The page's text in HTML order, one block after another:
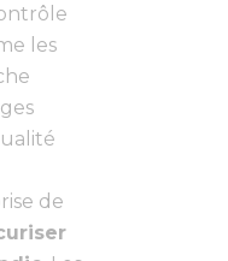
les
de